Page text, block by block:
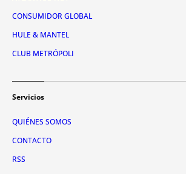
CONSUMIDOR GLOBAL
HULE & MANTEL
CLUB METRÓPOLI
Servicios
QUIÉNES SOMOS
CONTACTO
RSS